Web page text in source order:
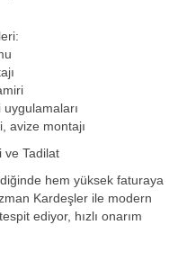
avize montajı
ve Tadilat
hem yüksek faturaya
Kardeşler ile modern
ediyor, hızlı onarım